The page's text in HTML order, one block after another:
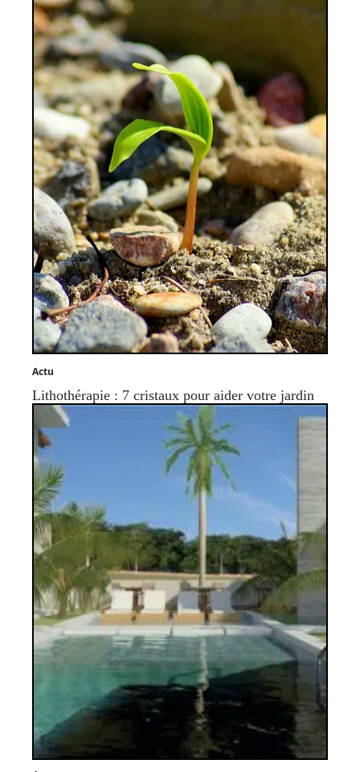
Actu
Lithothérapie : 7 cristaux pour aider votre jardin